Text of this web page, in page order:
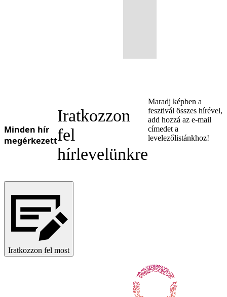
Minden hír
megérkezett
Iratkozzon
fel
hírlevelünkre
Maradj képben a
fesztivál összes hírével,
add hozzá az e-mail
címedet a
levelezőlistánkhoz!
Iratkozzon fel most